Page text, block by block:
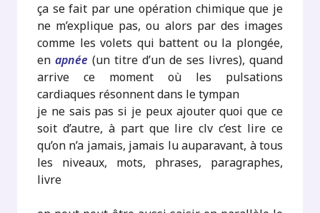
ça se fait par une opération chimique que je
ne m’explique pas, ou alors par des images
comme les volets qui battent ou la plongée,
enapnée (un titre d’un de ses livres), quand
arrive ce moment où les pulsations
cardiaques résonnent dans le tympan
je ne sais pas si je peux ajouter quoi que ce
soit d’autre, à part que lire clv c’est lire ce
qu’on n’a jamais, jamais lu auparavant, à tous
les niveaux, mots, phrases, paragraphes,
livre